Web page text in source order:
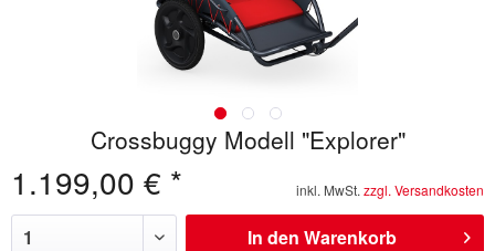
Crossbuggy Modell "Explorer"
1.199,00 € * inkl. MwSt. zzgl. Versandkosten
In den Warenkorb